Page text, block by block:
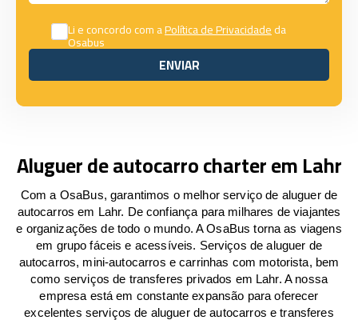
Li e concordo com aPolítica de Privacidadeda
Osabus
ENVIAR
ENVIAR
Aluguer de autocarro charter em Lahr
Com a OsaBus, garantimos o melhor serviço de aluguer de
autocarros em Lahr. De confiança para milhares de viajantes
e organizações de todo o mundo. A OsaBus torna as viagens
em grupo fáceis e acessíveis. Serviços de aluguer de
autocarros, mini-autocarros e carrinhas com motorista, bem
como serviços de transferes privados em Lahr. A nossa
empresa está em constante expansão para oferecer
excelentes serviços de aluguer de autocarros e transferes